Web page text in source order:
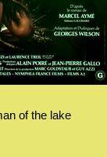
of the lake